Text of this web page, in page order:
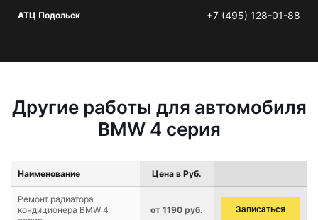
АТЦ Подольск +7 (495) 128-01-88
Другие работы для автомобиля
BMW 4 серия
Наименование Цена в Руб.
Ремонт радиатора
кондиционера BMW 4
от 1190 руб. Записаться